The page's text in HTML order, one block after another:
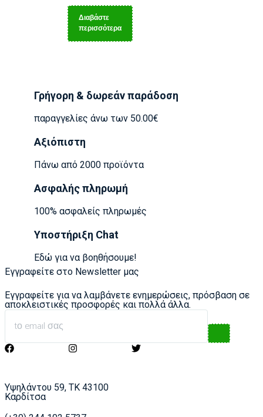
Διαβάστε
περισσότερα
Γρήγορη & δωρεάν παράδοση
παραγγελίες άνω των 50.00€
Αξιόπιστη
Πάνω από 2000 προϊόντα
Ασφαλής πληρωμή
100% ασφαλείς πληρωμές
Υποστήριξη Chat
Εδώ για να βοηθήσουμε!
Εγγραφείτε στο Newsletter μας
Εγγραφείτε για να λαμβάνετε ενημερώσεις, πρόσβαση σε
αποκλειστικές προσφορές και πολλά άλλα.
Υψηλάντου 59, ΤΚ 43100
Καρδίτσα